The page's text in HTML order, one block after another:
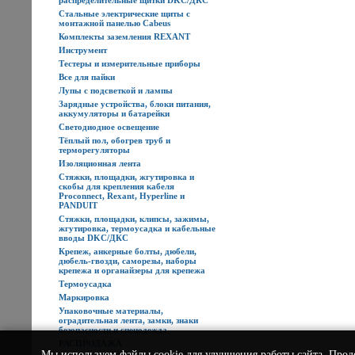
Стальные электрические щиты с
монтажной панелью Cabeus
Комплекты заземления REXANT
Инструмент
Тестеры и измерительные приборы
Все для пайки
Лупы с подсветкой и лампы
Зарядные устройства, блоки питания,
аккумуляторы и батарейки
Светодиодное освещение
Тёплый пол, обогрев труб и
терморегуляторы
Изоляционная лента
Стяжки, площадки, жгутировка и
скобы для крепления кабеля
Proconnect, Rexant, Hyperline и
PANDUIT
Стяжки, площадки, клипсы, зажимы,
жгутировка, термоусадка и кабельные
вводы DKC/ДКС
Крепеж, анкерные болты, дюбели,
дюбель-гвозди, саморезы, наборы
крепежа и органайзеры для крепежа
Термоусадка
Маркировка
Упаковочные материалы,
оградительная лента, замки, знаки
безопасности и спецодежда